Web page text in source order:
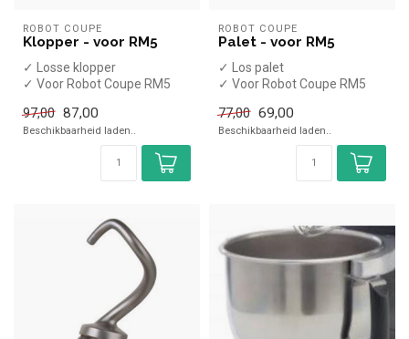
ROBOT COUPE
Klopper - voor RM5
✓ Losse klopper
✓ Voor Robot Coupe RM5
97,00 87,00
Beschikbaarheid laden..
ROBOT COUPE
Palet - voor RM5
✓ Los palet
✓ Voor Robot Coupe RM5
77,00 69,00
Beschikbaarheid laden..